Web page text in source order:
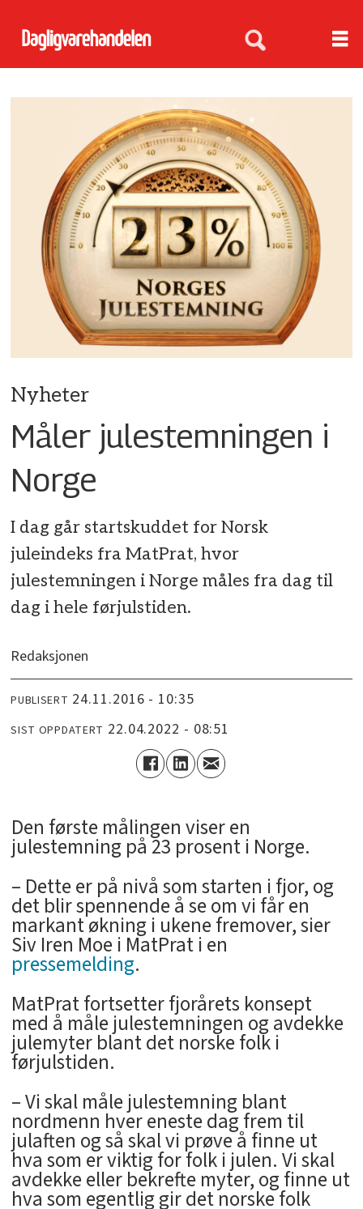
Nyheter
Måler julestemningen i
Norge
I dag går startskuddet for Norsk
juleindeks fra MatPrat, hvor
julestemningen i Norge måles fra dag til
dag i hele førjulstiden.
Redaksjonen
PUBLISERT 24.11.2016 - 10:35
SIST OPPDATERT 22.04.2022 - 08:51
Den første målingen viser en
julestemning på 23 prosent i Norge.
– Dette er på nivå som starten i fjor, og
det blir spennende å se om vi får en
markant økning i ukene fremover, sier
Siv Iren Moe i MatPrat i en
pressemelding.
MatPrat fortsetter fjorårets konsept
med å måle julestemningen og avdekke
julemyter blant det norske folk i
førjulstiden.
– Vi skal måle julestemning blant
nordmenn hver eneste dag frem til
julaften og så skal vi prøve å finne ut
hva som er viktig for folk i julen. Vi skal
avdekke eller bekrefte myter, og finne ut
hva som egentlig gir det norske folk